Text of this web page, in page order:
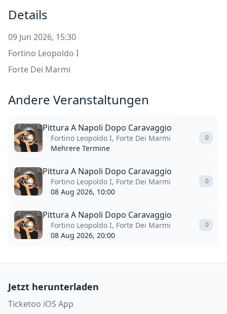
Details
09 Jun 2026, 15:30
Fortino Leopoldo I
Forte Dei Marmi
Andere Veranstaltungen
Pittura A Napoli Dopo Caravaggio
Fortino Leopoldo I, Forte Dei Marmi
Mehrere Termine
0
Pittura A Napoli Dopo Caravaggio
Fortino Leopoldo I, Forte Dei Marmi
08 Aug 2026, 10:00
0
Pittura A Napoli Dopo Caravaggio
Fortino Leopoldo I, Forte Dei Marmi
08 Aug 2026, 20:00
0
Jetzt herunterladen
Ticketoo iOS App